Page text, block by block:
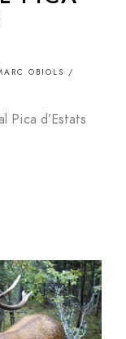
OBIOLS /
Pica d’Estats